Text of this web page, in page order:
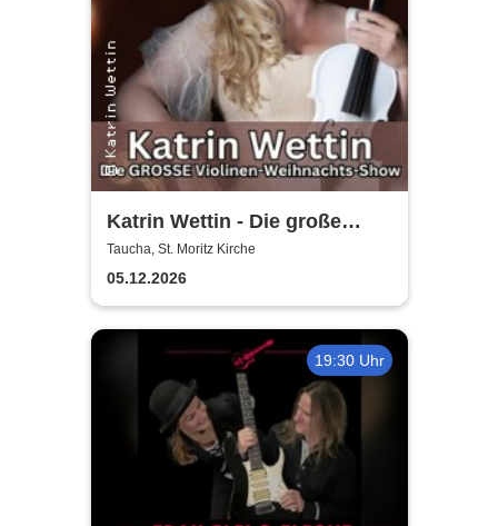
Katrin Wettin - Die große
Violinen-Weihnachts-Show
Taucha, St. Moritz Kirche
05.12.2026
19:30 Uhr